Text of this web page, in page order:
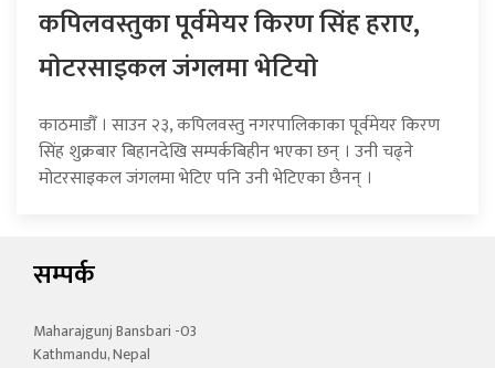
कपिलवस्तुका पूर्वमेयर किरण सिंह हराए,
माेटरसाइकल जंगलमा भेटियाे
काठमाडौँ । साउन २३, कपिलवस्तु नगरपालिकाका पूर्वमेयर किरण
सिंह शुक्रबार बिहानदेखि सम्पर्कबिहीन भएका छन् । उनी चढ्ने
मोटरसाइकल जंगलमा भेटिए पनि उनी भेटिएका छैनन् ।
सम्पर्क
Maharajgunj Bansbari -03
Kathmandu, Nepal